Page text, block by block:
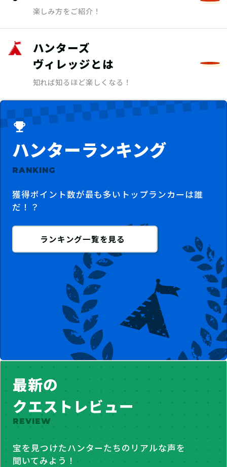
楽しみ方をご紹介！
ハンターズ
ヴィレッジとは
知れば知るほど楽しくなる！
ハンターランキング
RANKING
獲得ポイント数が最も多いトップランカーは誰
だ！？
ランキング一覧を見る
最新の
クエストレビュー
REVIEW
宝を見つけたハンターたちのリアルな声を
聞いてみよう！